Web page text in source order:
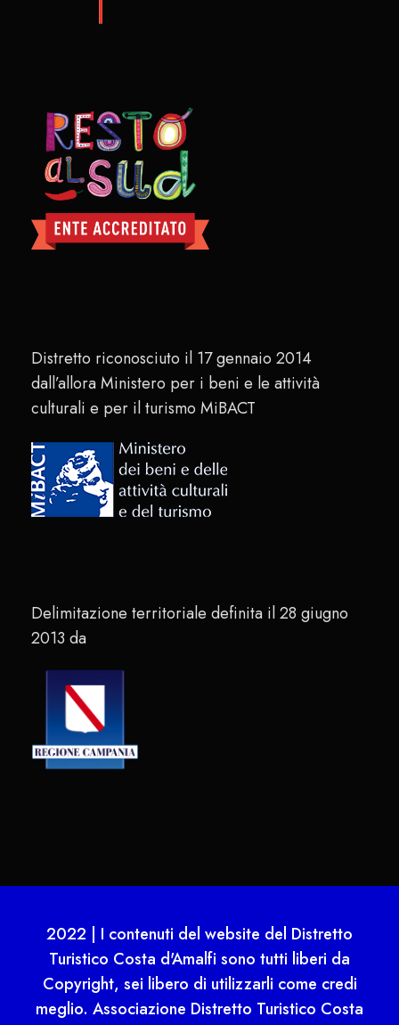
Distretto riconosciuto il 17 gennaio 2014
dall’allora Ministero per i beni e le attività
culturali e per il turismo MiBACT
Delimitazione territoriale definita il 28 giugno
2013 da
2022 | I contenuti del website del Distretto
Turistico Costa d'Amalfi sono tutti liberi da
Copyright, sei libero di utilizzarli come credi
meglio. Associazione Distretto Turistico Costa